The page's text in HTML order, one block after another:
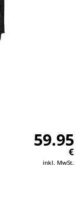
59.95
€
inkl. MwSt.